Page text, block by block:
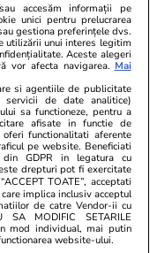
iul.
o
Lifestyle
Fructele de
mâncate
în cantități
accesăm informații pe
unici pentru prelucrarea
gestiona preferințele dvs.
utilizării unui interes legitim
Aceste alegeri
vor afecta navigarea. Mai
si agentiile de publicitate
de date analitice)
sa functioneze, pentru a
afisate in functie de
functionalitati aferente
pe website. Beneficiati
GDPR in legatura cu
drepturi pot fi exercitate
TOATE”, acceptati
implica inclusiv acceptul
de catre Vendor-ii cu
MODIFIC SETARILE
mod individual, mai putin
website-ului.